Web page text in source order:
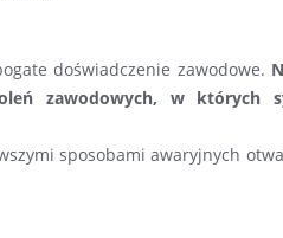
doświadczenie zawodowe.
zawodowych, w których
sposobami awaryjnych